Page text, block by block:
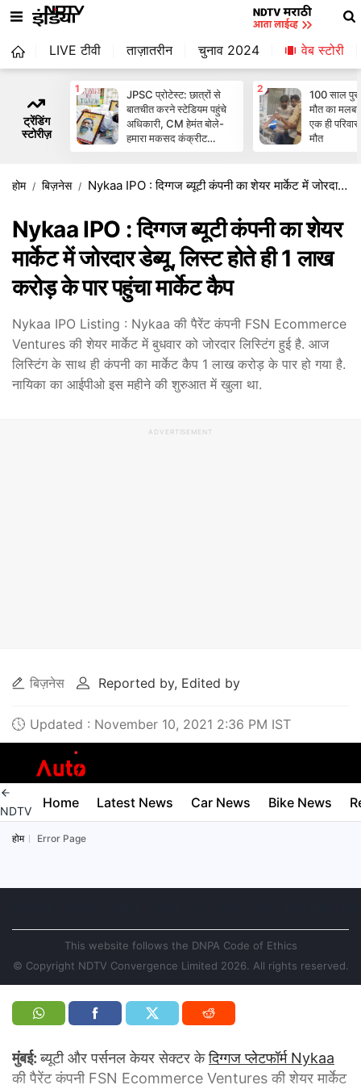
LIVE टीवी ताज़ातरीन चुनाव 2024 वेब स्‍टोरी
ट्रेंडिंग
स्टोरीज़
1
JPSC प्रोटेस्ट: छात्रों से
बातचीत करने स्टेडियम पहुंचे
अधिकारी, CM हेमंत बोले-
हमारा मकसद कंक्रीट
2
100 साल
मौत का
एक ही
मौत
होम बिज़नेस Nykaa IPO : दिग्गज ब्यूटी कंपनी का शेयर मार्केट में जोरदार डेब्यू, लिस्ट होते ही 1 लाख करोड़ के पार पहुंचा मार्केट कैप
Nykaa IPO : दिग्गज ब्यूटी कंपनी का शेयर
मार्केट में जोरदार डेब्यू, लिस्ट होते ही 1 लाख
करोड़ के पार पहुंचा मार्केट कैप
Nykaa IPO Listing : Nykaa की पैरेंट कंपनी FSN Ecommerce
Ventures की शेयर मार्केट में बुधवार को जोरदार लिस्टिंग हुई है. आज
लिस्टिंग के साथ ही कंपनी का मार्केट कैप 1 लाख करोड़ के पार हो गया है.
नायिका का आईपीओ इस महीने की शुरुआत में खुला था.
ADVERTISEMENT
बिज़नेस Reported by, Edited by
Updated : November 10, 2021 2:36 PM IST
मुंबई:ब्यूटी और पर्सनल केयर सेक्टर केदिग्गज प्लेटफॉर्म Nykaa
की पैरेंट कंपनी FSN Ecommerce Ventures की शेयर मार्केट